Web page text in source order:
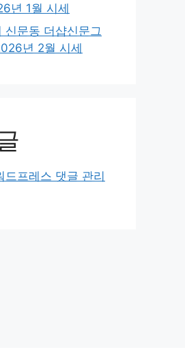
년 1월 시세
신문동 더샵신문그
년 2월 시세
드프레스 댓글 관리